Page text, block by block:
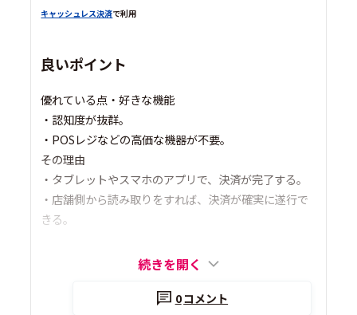
キャッシュレス決済で利用
良いポイント
優れている点・好きな機能
・認知度が抜群。
・POSレジなどの高価な機器が不要。
その理由
・タブレットやスマホのアプリで、決済が完了する。
・店舗側から読み取りをすれば、決済が確実に遂行で
きる。
続きを開く
0コメント